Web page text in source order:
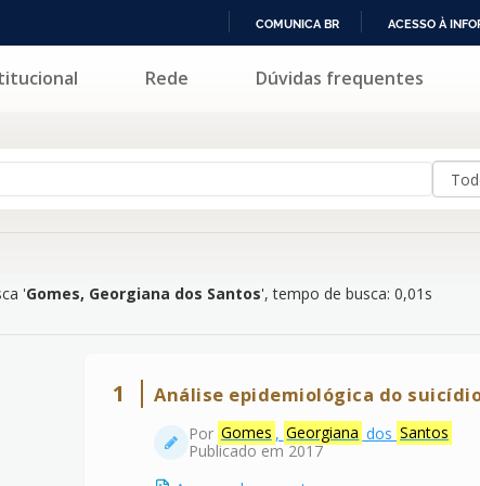
PARA
COMUNICA BR ACESSO À
Georgiana dos Santos'
Rede Dúvidas frequentes
'Gomes, Georgiana dos Santos', tempo de busca: 0,01s
1 Análise epidemiológica do
Por Gomes , Georgiana dos Santos
Publicado em 2017